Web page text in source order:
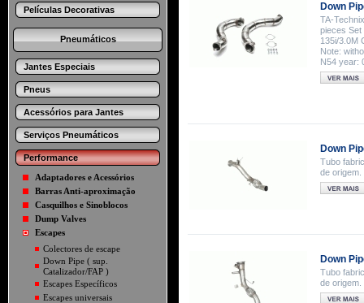
Películas Decorativas
Pneumáticos
Jantes Especiais
Pneus
Acessórios para Jantes
Serviços Pneumáticos
Performance
Adaptadores e Acessórios
Barras Anti-aproximação
Casquilhos e Sinoblocos
Dump Valves
Escapes
Colectores de escape
Down Pipe ( sup.
Catalizador/FAP )
Escapes Específicos
Escapes universais
Down
TA-
pieces Set
135i/3.0M
Note:
N54 year:
Down
Tubo
de origem.
Down
Tubo
de origem.